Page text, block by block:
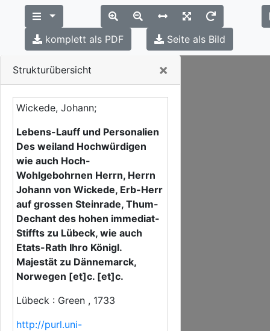
Strukturübersicht ×
Wickede, Johann;
Lebens-Lauff und Personalien
Des weiland Hochwürdigen
wie auch Hoch-
Wohlgebohrnen Herrn, Herrn
Johann von Wickede, Erb-Herr
auf grossen Steinrade, Thum-
Dechant des hohen immediat-
Stiffts zu Lübeck, wie auch
Etats-Rath Ihro Königl.
Majestät zu Dännemarck,
Norwegen [et]c. [et]c.
Lübeck : Green , 1733
http://purl.uni-
komplett als PDF Seite als Bild